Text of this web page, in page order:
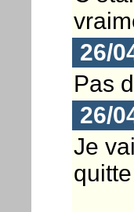
26/
Pas
26/
Je